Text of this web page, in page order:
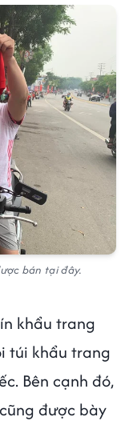
bán tại đây.
khẩu trang
túi khẩu trang
Bên cạnh đó,
được bày